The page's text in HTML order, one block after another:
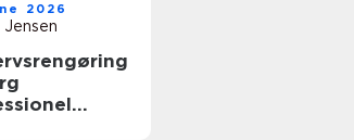
2026
Jensen